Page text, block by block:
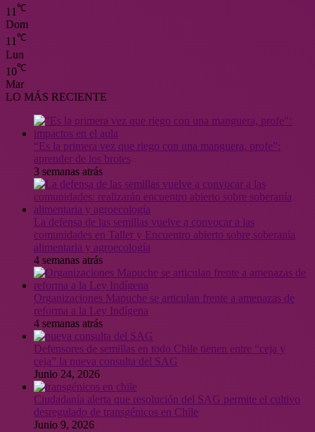
11℃
Dom
11℃
Lun
10℃
Mar
LO MÁS RECIENTE
“Es la primera vez que riego con una manguera, profe”:
aprender de los brotes
3 semanas atrás
La defensa de las semillas vuelve a convocar a las
comunidades en Taller y Encuentro abierto sobre soberanía
alimentaria y agroecología
4 semanas atrás
Organizaciones Mapuche se articulan frente a amenazas de
reforma a la Ley Indígena
4 semanas atrás
Defensores de semillas en todo Chile tienen entre “ceja y
ceja” la nueva consulta del SAG
Junio 24, 2026
Ciudadanía alerta que resolución del SAG permite el cultivo
desregulado de transgénicos en Chile
Junio 9, 2026